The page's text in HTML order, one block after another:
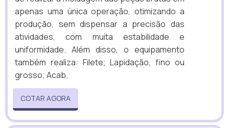
apenas uma única operação, otimizando a
produção, sem dispensar a precisão das
atividades, com muita estabilidade e
uniformidade. Além disso, o equipamento
também realiza: Filete; Lapidação, fino ou
grosso; Acab.
COTAR AGORA